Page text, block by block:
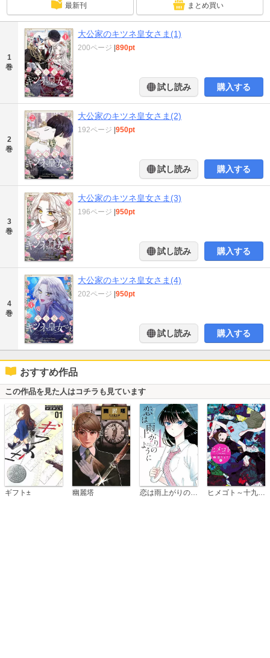
最新刊 まとめ買い
1
巻
大公家のキツネ皇女さま(1)
200ページ |890pt
試し読み 購入する
2
巻
大公家のキツネ皇女さま(2)
192ページ |950pt
試し読み 購入する
3
巻
大公家のキツネ皇女さま(3)
196ページ |950pt
試し読み 購入する
4
巻
大公家のキツネ皇女さま(4)
202ページ |950pt
試し読み 購入する
おすすめ作品
この作品を見た人はコチラも見ています
ギフト± 幽麗塔